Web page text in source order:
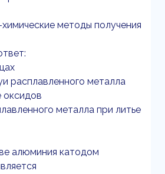
методы получения
расплавленного металла
оксидов
металла при литье
алюминия катодом